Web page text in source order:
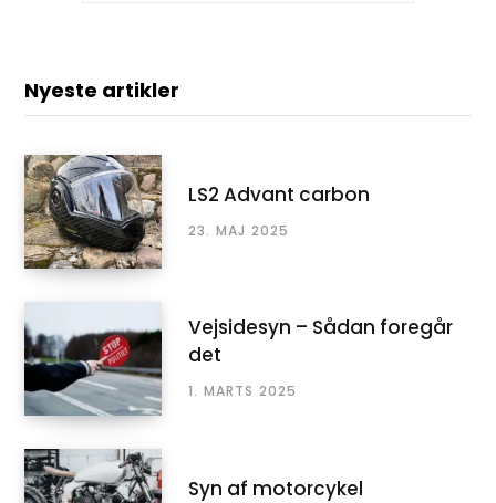
Nyeste artikler
LS2 Advant carbon
23. MAJ 2025
Vejsidesyn – Sådan foregår
det
1. MARTS 2025
Syn af motorcykel